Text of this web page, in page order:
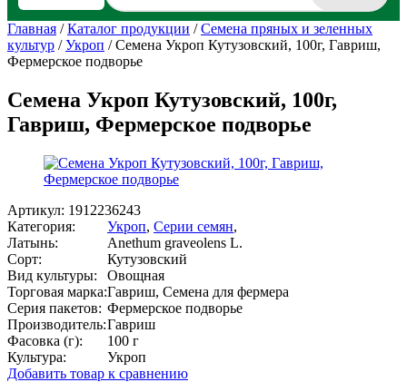
Главная /Каталог продукции /Семена пряных и зеленных
культур /Укроп /Семена Укроп Кутузовский, 100г, Гавриш,
Фермерское подворье
Семена Укроп Кутузовский, 100г,
Гавриш, Фермерское подворье
Артикул: 1912236243
Категория:
Укроп, Серии семян,
Латынь:
Anethum graveolens L.
Сорт:
Кутузовский
Вид культуры:
Овощная
Торговая марка:Гавриш, Семена для фермера
Серия пакетов: Фермерское подворье
Производитель:Гавриш
Фасовка (г):
100 г
Культура:
Укроп
Добавить товар к сравнению